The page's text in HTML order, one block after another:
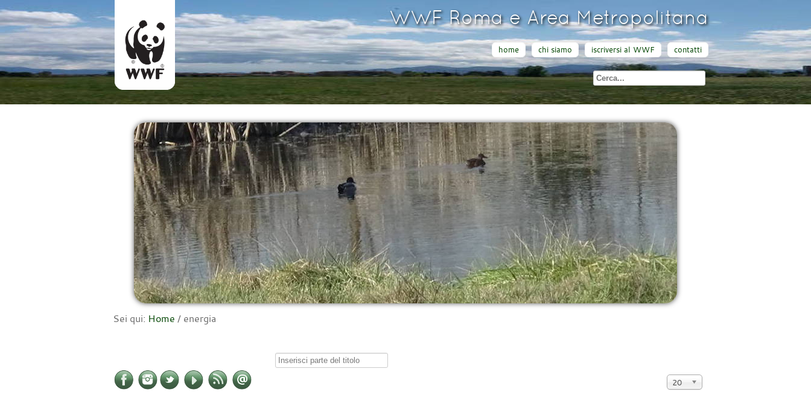
WWF Roma e Area Metropolitana
home chi siamo iscriversi al WWF contatti
Sei qui: Home / energia
Inserisci
Visualizza
20